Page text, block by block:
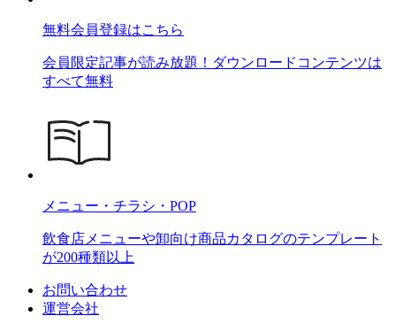
無料会員登録はこちら
会員限定記事が読み放題！ダウンロードコンテンツは
すべて無料
メニュー・チラシ・POP
飲食店メニューや卸向け商品カタログのテンプレート
が200種類以上
お問い合わせ
運営会社